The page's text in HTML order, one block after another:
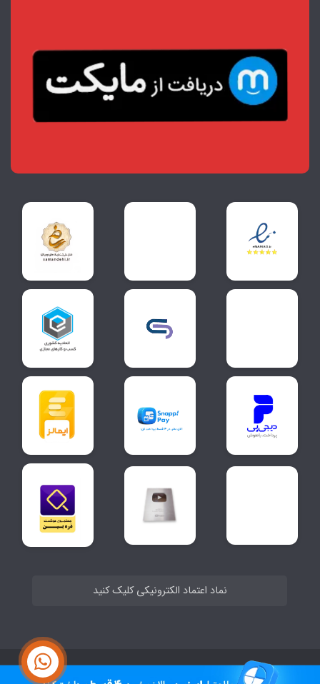
نماد اعتماد الکترونیکی کلیک کنید